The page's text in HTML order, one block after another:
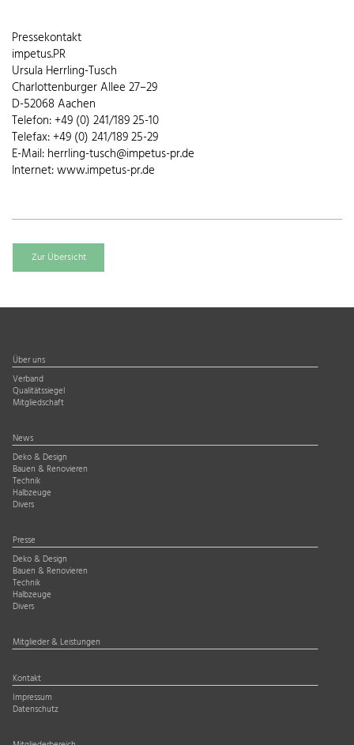
Pressekontakt
impetus.PR
Ursula Herrling-Tusch
Charlottenburger Allee 27–29
D-52068 Aachen
Telefon: +49 (0) 241/189 25-10
Telefax: +49 (0) 241/189 25-29
E-Mail: herrling-tusch@impetus-pr.de
Internet: www.impetus-pr.de
Zur Übersicht
Über uns
Verband
Qualitätssiegel
Mitgliedschaft
News
Deko & Design
Bauen & Renovieren
Technik
Halbzeuge
Divers
Presse
Deko & Design
Bauen & Renovieren
Technik
Halbzeuge
Divers
Mitglieder & Leistungen
Kontakt
Impressum
Datenschutz